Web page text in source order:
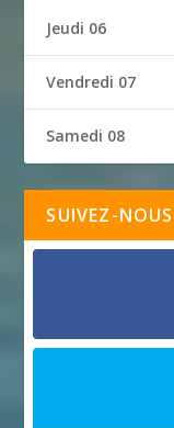
Jeudi 06
Vendredi 07
Samedi 08
SUIVEZ-NOUS